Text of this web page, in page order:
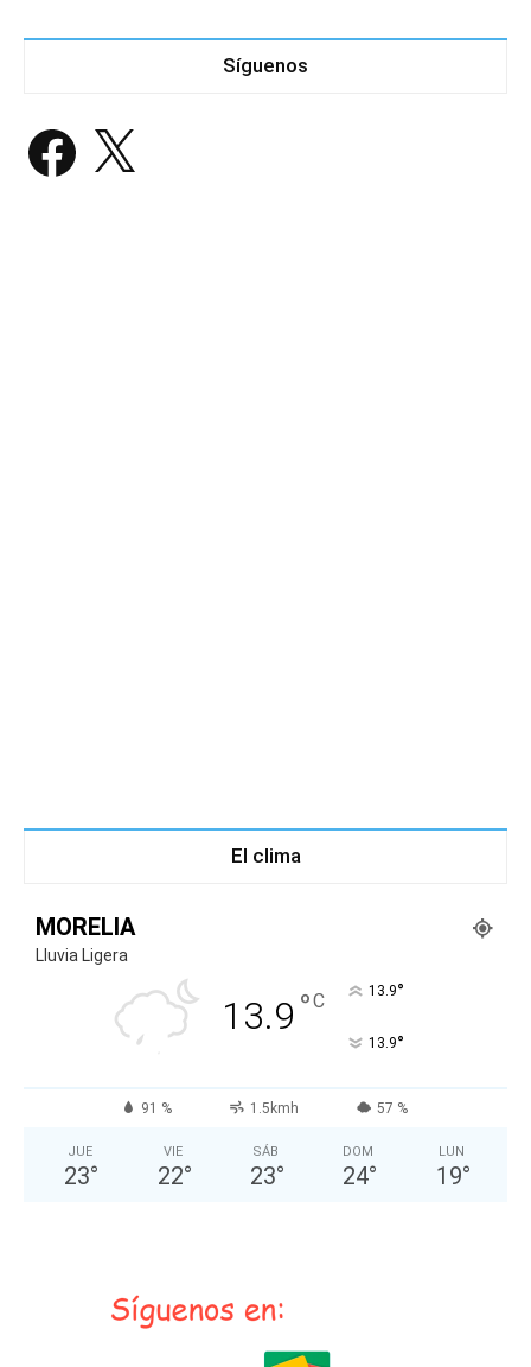
Síguenos
Facebook
El clima
MORELIA
Lluvia Ligera
13.9 °C 13.9°
13.9°
91 % 1.5kmh 57 %
JUE
23°
VIE
22°
SÁB
23°
DOM
24°
LUN
19°